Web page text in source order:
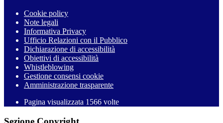
Cookie policy
Note legali
Informativa Privacy
Ufficio Relazioni con il Pubblico
Dichiarazione di accessibilità
Obiettivi di accessibilità
Whistleblowing
Gestione consensi cookie
Amministrazione trasparente
Pagina visualizzata 1566 volte